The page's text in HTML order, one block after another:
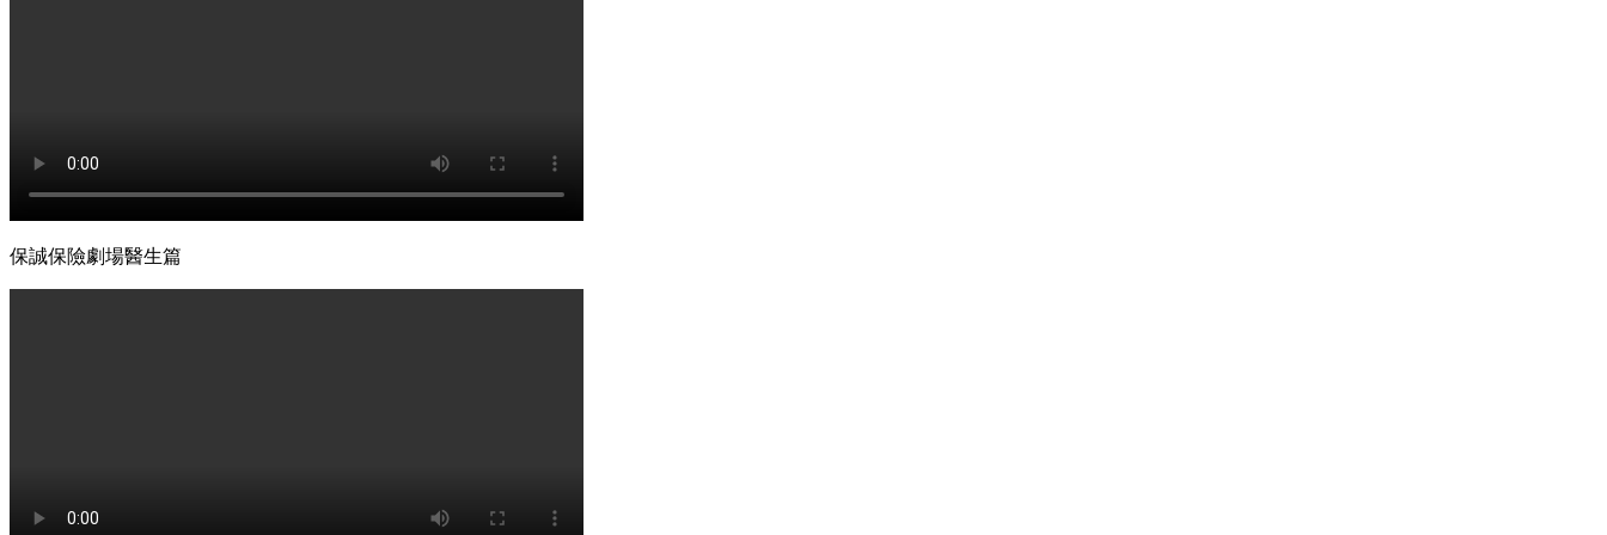
保誠保險劇場醫生篇